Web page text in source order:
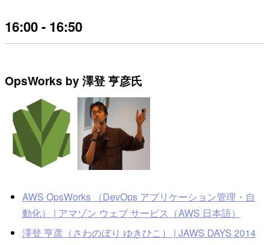
16:00 - 16:50
OpsWorks by 澤登 亨彦氏
AWS OpsWorks （DevOps アプリケーション管理・自
動化） | アマゾン ウェブ サービス（AWS 日本語）
澤登 亨彦（さわのぼり ゆきひこ） | JAWS DAYS 2014